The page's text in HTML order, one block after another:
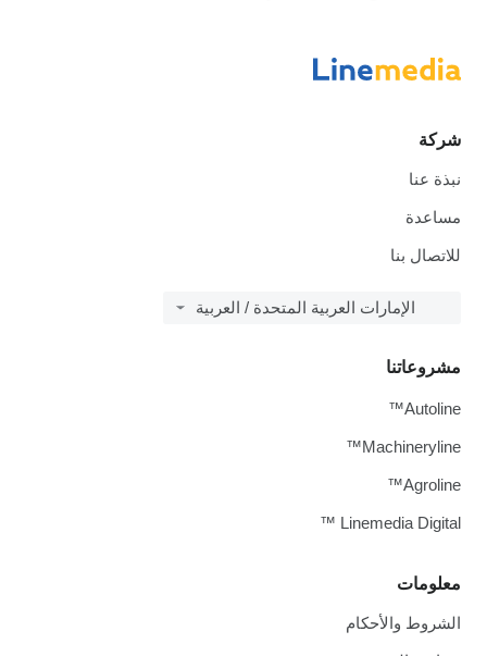
شركة
نبذة عنا
مساعدة
للاتصال بنا
الإمارات العربية المتحدة / العربية
معلومات
الشروط والأحكام
مشروعاتنا
Autoline™
Machineryline™
Agroline™
Linemedia Digital ™